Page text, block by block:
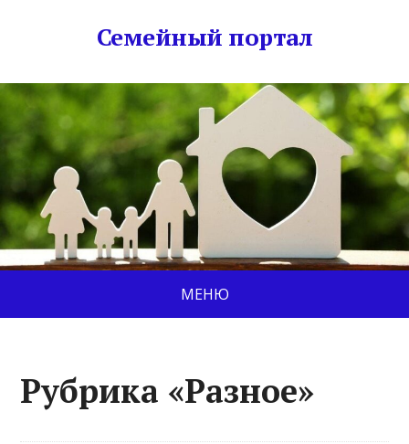
Семейный портал
МЕНЮ
Рубрика «Разное»